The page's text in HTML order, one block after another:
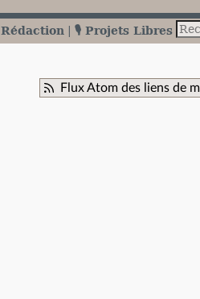
Rédaction 🎙️ Projets Libres
Flux Atom des liens de